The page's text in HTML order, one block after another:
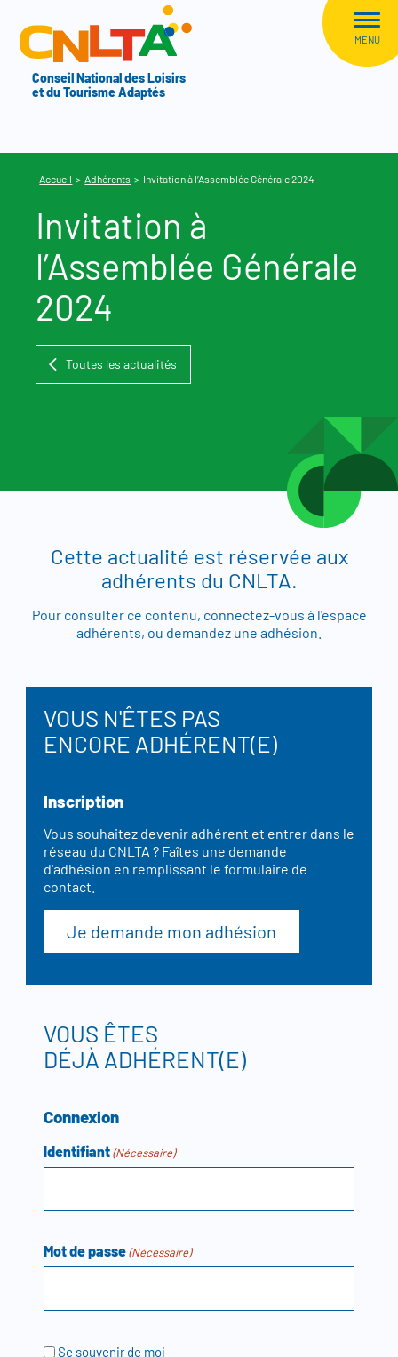
Conseil National des Loisirs
et du Tourisme Adaptés
MENU
Accueil > Adhérents > Invitation à l’Assemblée Générale 2024
Invitation à
l’Assemblée Générale
2024
Toutes les actualités
Cette actualité est réservée aux
adhérents du CNLTA.
Pour consulter ce contenu, connectez-vous à l'espace
adhérents, ou demandez une adhésion.
VOUS N'ÊTES PAS
ENCORE ADHÉRENT(E)
Inscription
Vous souhaitez devenir adhérent et entrer dans le
réseau du CNLTA ? Faîtes une demande
d'adhésion en remplissant le formulaire de
contact.
Je demande mon adhésion
VOUS ÊTES
DÉJÀ ADHÉRENT(E)
Connexion
Identifiant (Nécessaire)
Mot de passe (Nécessaire)
Se souvenir de moi